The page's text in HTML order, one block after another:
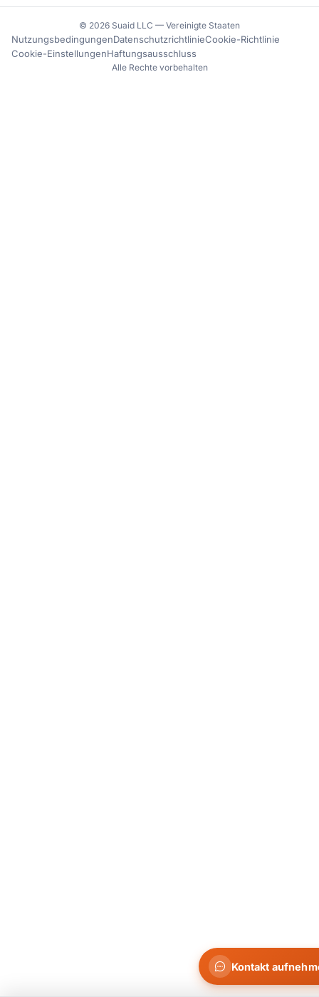
© 2026 Suaid LLC — Vereinigte Staaten
NutzungsbedingungenDatenschutzrichtlinieCookie-Richtlinie
Cookie-EinstellungenHaftungsausschluss
Alle Rechte vorbehalten
Kontakt